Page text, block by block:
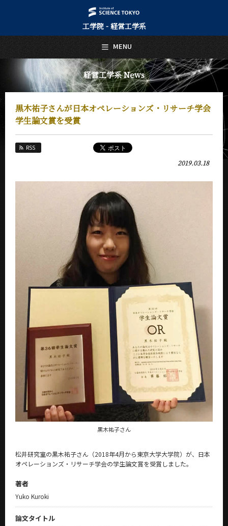
工学院 - 経営工学系
経営工学系 News
黒木祐子さんが日本オペレーションズ・リサーチ学会
学生論文賞を受賞
RSS
2019.03.18
黒木祐子さん
松井研究室の黒木祐子さん（2018年4月から東京大学大学院）が、日本
オペレーションズ・リサーチ学会の学生論文賞を受賞しました。
著者
Yuko Kuroki
論文タイトル
MENU
日本語 English
トップページ
Top Page
経営工学系について
About Us
教育
Education
教員・研究室
Faculty and Laboratories
カテゴリ別
課程別
月別
イベントカレンダー
Event Calendar
サイト構成
学内向け情報